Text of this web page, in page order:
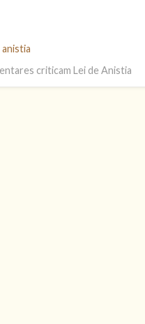
anistia
criticam Lei de Anistia